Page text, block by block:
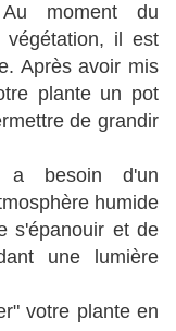
moment du
il est
Après avoir mis
plante un pot
de grandir
a besoin d'un
humide
s'épanouir et de
une lumière
votre plante en